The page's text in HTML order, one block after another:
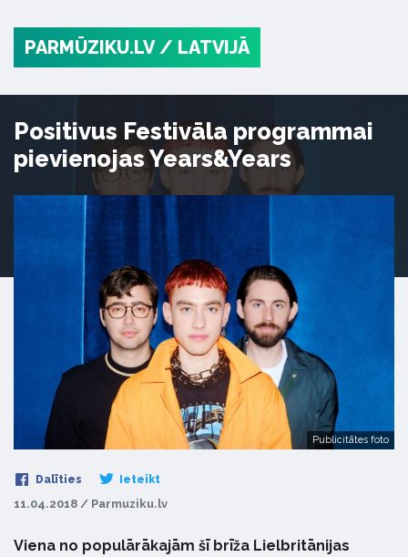
PARMŪZIKU.LV / LATVIJĀ
Positivus Festivāla programmai
pievienojas Years&Years
Publicitātes foto
Dalīties Ieteikt
11.04.2018 / Parmuziku.lv
Viena no populārākajām šī brīža Lielbritānijas